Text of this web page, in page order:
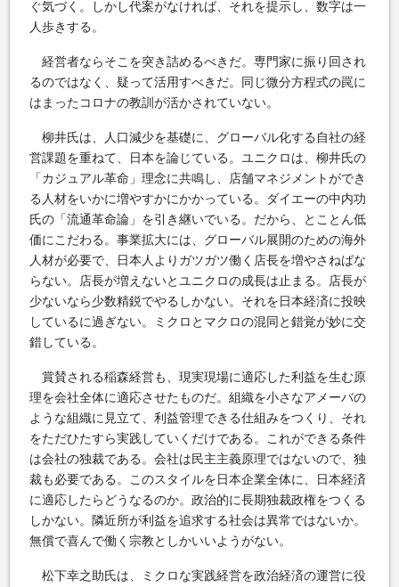
ぐ気づく。しかし代案がなければ、それを提示し、数字は一
人歩きする。
経営者ならそこを突き詰めるべきだ。専門家に振り回され
るのではなく、疑って活用すべきだ。同じ微分方程式の罠に
はまったコロナの教訓が活かされていない。
柳井氏は、人口減少を基礎に、グローバル化する自社の経
営課題を重ねて、日本を論じている。ユニクロは、柳井氏の
「カジュアル革命」理念に共鳴し、店舗マネジメントができ
る人材をいかに増やすかにかかっている。ダイエーの中内功
氏の「流通革命論」を引き継いでいる。だから、とことん低
価にこだわる。事業拡大には、グローバル展開のための海外
人材が必要で、日本人よりガツガツ働く店長を増やさねばな
らない。店長が増えないとユニクロの成長は止まる。店長が
少ないなら少数精鋭でやるしかない。それを日本経済に投映
しているに過ぎない。ミクロとマクロの混同と錯覚が妙に交
錯している。
賞賛される稲森経営も、現実現場に適応した利益を生む原
理を会社全体に適応させたものだ。組織を小さなアメーバの
ような組織に見立て、利益管理できる仕組みをつくり、それ
をただひたすら実践していくだけである。これができる条件
は会社の独裁である。会社は民主主義原理ではないので、独
裁も必要である。このスタイルを日本企業全体に、日本経済
に適応したらどうなるのか。政治的に長期独裁政権をつくる
しかない。隣近所が利益を追求する社会は異常ではないか。
無償で喜んで働く宗教としかいいようがない。
松下幸之助氏は、ミクロな実践経営を政治経済の運営に役